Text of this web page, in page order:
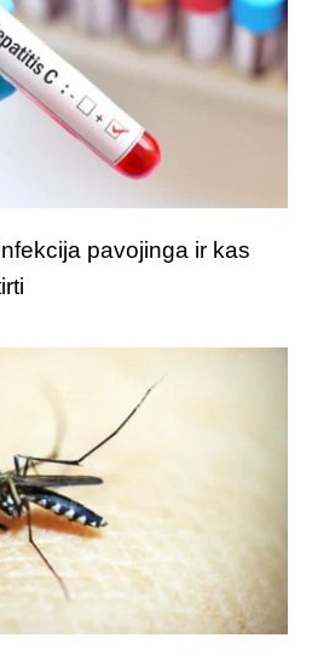
pavojinga ir kas